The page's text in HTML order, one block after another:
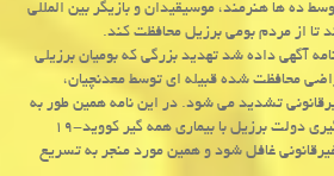
ده ها هنرمند، موسیقیدان و بازیگر بین المللی
تا از مردم بومی برزیل محافظت کند.
آگهی داده شد تهدید بزرگی که بومیان برزیلی
محافظت شده قبیله ای توسط معدنچیان،
تشدید می شود. در این نامه همین طور به
این مساله اشاره شده که درگیری دولت برزیل با بیماری همه گیر کووید-۱۹
غافل شود و همین مورد منجر به تسریع